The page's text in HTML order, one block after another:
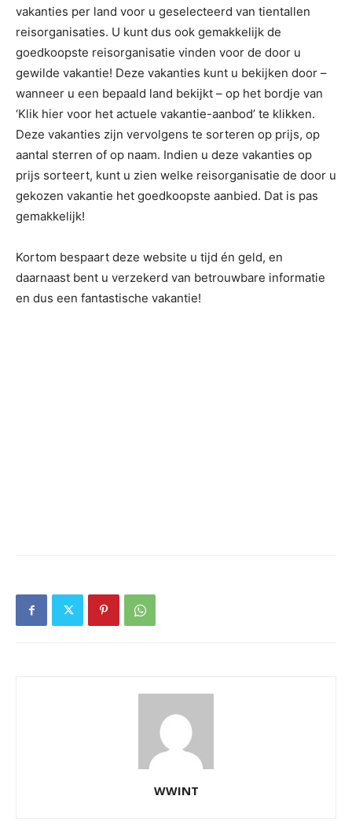
vakanties per land voor u geselecteerd van tientallen
reisorganisaties. U kunt dus ook gemakkelijk de
goedkoopste reisorganisatie vinden voor de door u
gewilde vakantie! Deze vakanties kunt u bekijken door –
wanneer u een bepaald land bekijkt – op het bordje van
‘Klik hier voor het actuele vakantie-aanbod’ te klikken.
Deze vakanties zijn vervolgens te sorteren op prijs, op
aantal sterren of op naam. Indien u deze vakanties op
prijs sorteert, kunt u zien welke reisorganisatie de door u
gekozen vakantie het goedkoopste aanbied. Dat is pas
gemakkelijk!
Kortom bespaart deze website u tijd én geld, en
daarnaast bent u verzekerd van betrouwbare informatie
en dus een fantastische vakantie!
WWINT